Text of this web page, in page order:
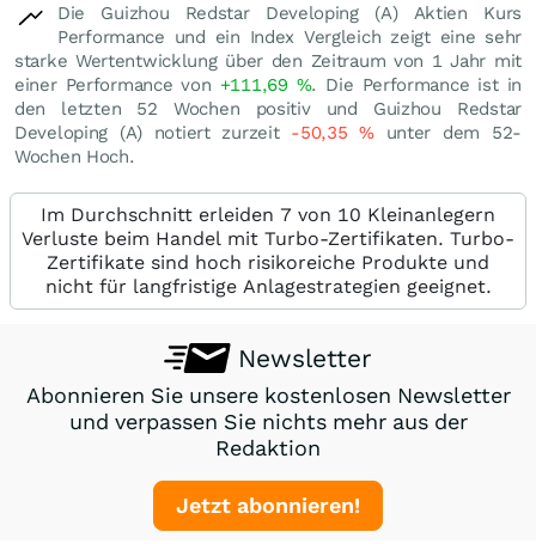
Die Guizhou Redstar Developing (A) Aktien Kurs
Performance und ein Index Vergleich zeigt eine sehr
starke Wertentwicklung über den Zeitraum von 1 Jahr mit
einer Performance von +111,69 %. Die Performance ist in
den letzten 52 Wochen positiv und Guizhou Redstar
Developing (A) notiert zurzeit -50,35%unter dem 52-
Wochen Hoch.
Im Durchschnitt erleiden 7 von 10 Kleinanlegern
Verluste beim Handel mit Turbo-Zertifikaten. Turbo-
Zertifikate sind hoch risikoreiche Produkte und
nicht für langfristige Anlagestrategien geeignet.
Newsletter
Abonnieren Sie unsere kostenlosen Newsletter
und verpassen Sie nichts mehr aus der
Redaktion
Jetzt abonnieren!